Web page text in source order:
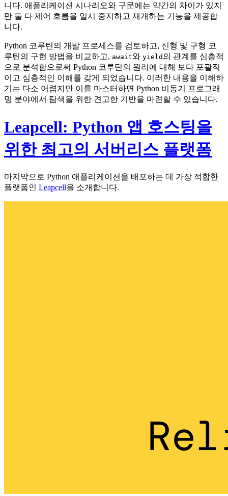
니다. 애플리케이션 시나리오와 구문에는 약간의 차이가 있지
만 둘 다 제어 흐름을 일시 중지하고 재개하는 기능을 제공합
니다.
Python 코루틴의 개발 프로세스를 검토하고, 신형 및 구형 코
루틴의 구현 방법을 비교하고, await와 yield 의 관계를 심층적
으로 분석함으로써 Python 코루틴의 원리에 대해 보다 포괄적
이고 심층적인 이해를 갖게 되었습니다. 이러한 내용을 이해하
기는 다소 어렵지만 이를 마스터하면 Python 비동기 프로그래
밍 분야에서 탐색을 위한 견고한 기반을 마련할 수 있습니다.
Leapcell: Python 앱 호스팅을
위한 최고의 서버리스 플랫폼
마지막으로 Python 애플리케이션을 배포하는 데 가장 적합한
플랫폼인 Leapcell을 소개합니다.